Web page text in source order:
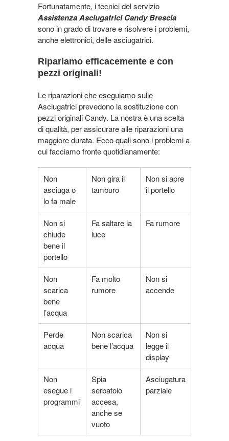
Fortunatamente, i tecnici del servizio
Assistenza Asciugatrici Candy Brescia
sono in grado di trovare e risolvere i problemi,
anche elettronici, delle asciugatrici.
Ripariamo efficacemente e con
pezzi originali!
Le riparazioni che eseguiamo sulle
Asciugatrici prevedono la sostituzione con
pezzi originali Candy. La nostra è una scelta
di qualità, per assicurare alle riparazioni una
maggiore durata. Ecco quali sono i problemi a
cui facciamo fronte quotidianamente:
Non
asciuga o
lo fa male
Non gira il
tamburo
Non si apre
il portello
Non si
chiude
bene il
portello
Fa saltare la
luce
Fa rumore
Non
scarica
bene
l’acqua
Fa molto
rumore
Non si
accende
Perde
acqua
Non scarica
bene l’acqua
Non si
legge il
display
Non
esegue i
programmi
Spia
serbatoio
accesa,
anche se
vuoto
Asciugatura
parziale